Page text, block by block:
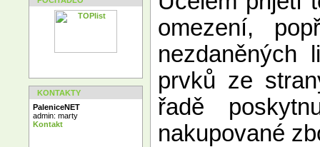
KONTAKTY
PaleniceNET
admin: marty
Kontakt
omezení,
nezdaněných
prvků ze
řadě
nakupované